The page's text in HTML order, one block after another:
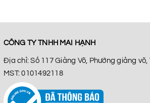
CÔNG TY TNHH MAI HẠNH
Địa chỉ: Số 117 Giảng Võ, Phường giảng võ,
MST: 0101492118